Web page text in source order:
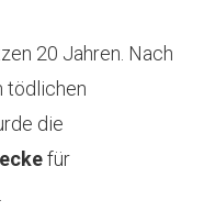
20 Jahren. Nach
tödlichen
die
für